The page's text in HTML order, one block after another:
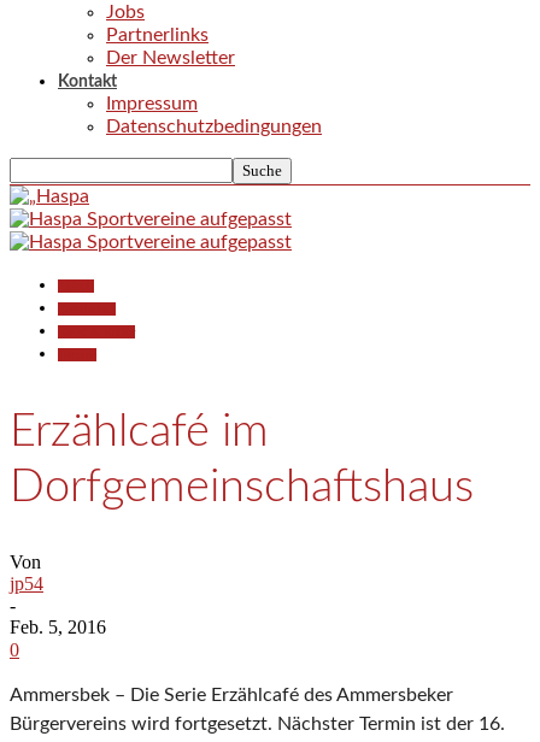
Jobs
Partnerlinks
Der Newsletter
Kontakt
Impressum
Datenschutzbedingungen
Erzählcafé im
Dorfgemeinschaftshaus
Von
jp54
-
Feb. 5, 2016
0
Ammersbek – Die Serie Erzählcafé des Ammersbeker
Bürgervereins wird fortgesetzt. Nächster Termin ist der 16.